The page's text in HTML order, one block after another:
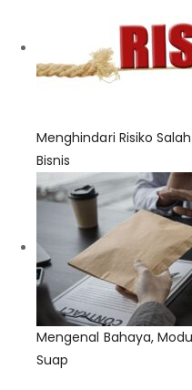
Menghindari Risiko
Bisnis
Mengenal Bahaya,
Suap